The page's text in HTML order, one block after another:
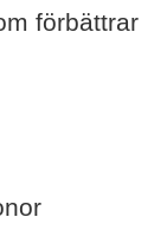
förbättrar